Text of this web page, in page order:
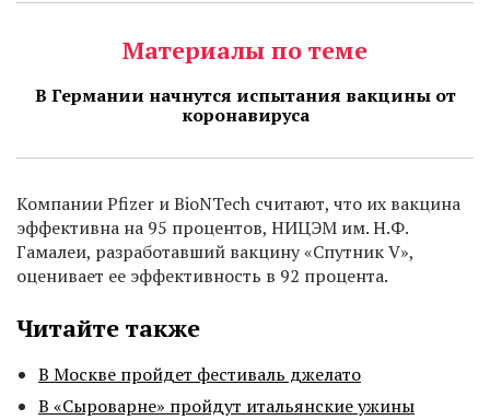
Материалы по теме
В Германии начнутся испытания вакцины от
коронавируса
Компании Pfizer и BioNTech считают, что их вакцина
эффективна на 95 процентов, НИЦЭМ им. Н.Ф.
Гамалеи, разработавший вакцину «Спутник V»,
оценивает ее эффективность в 92 процента.
Читайте также
В Москве пройдет фестиваль джелато
В «Сыроварне» пройдут итальянские ужины